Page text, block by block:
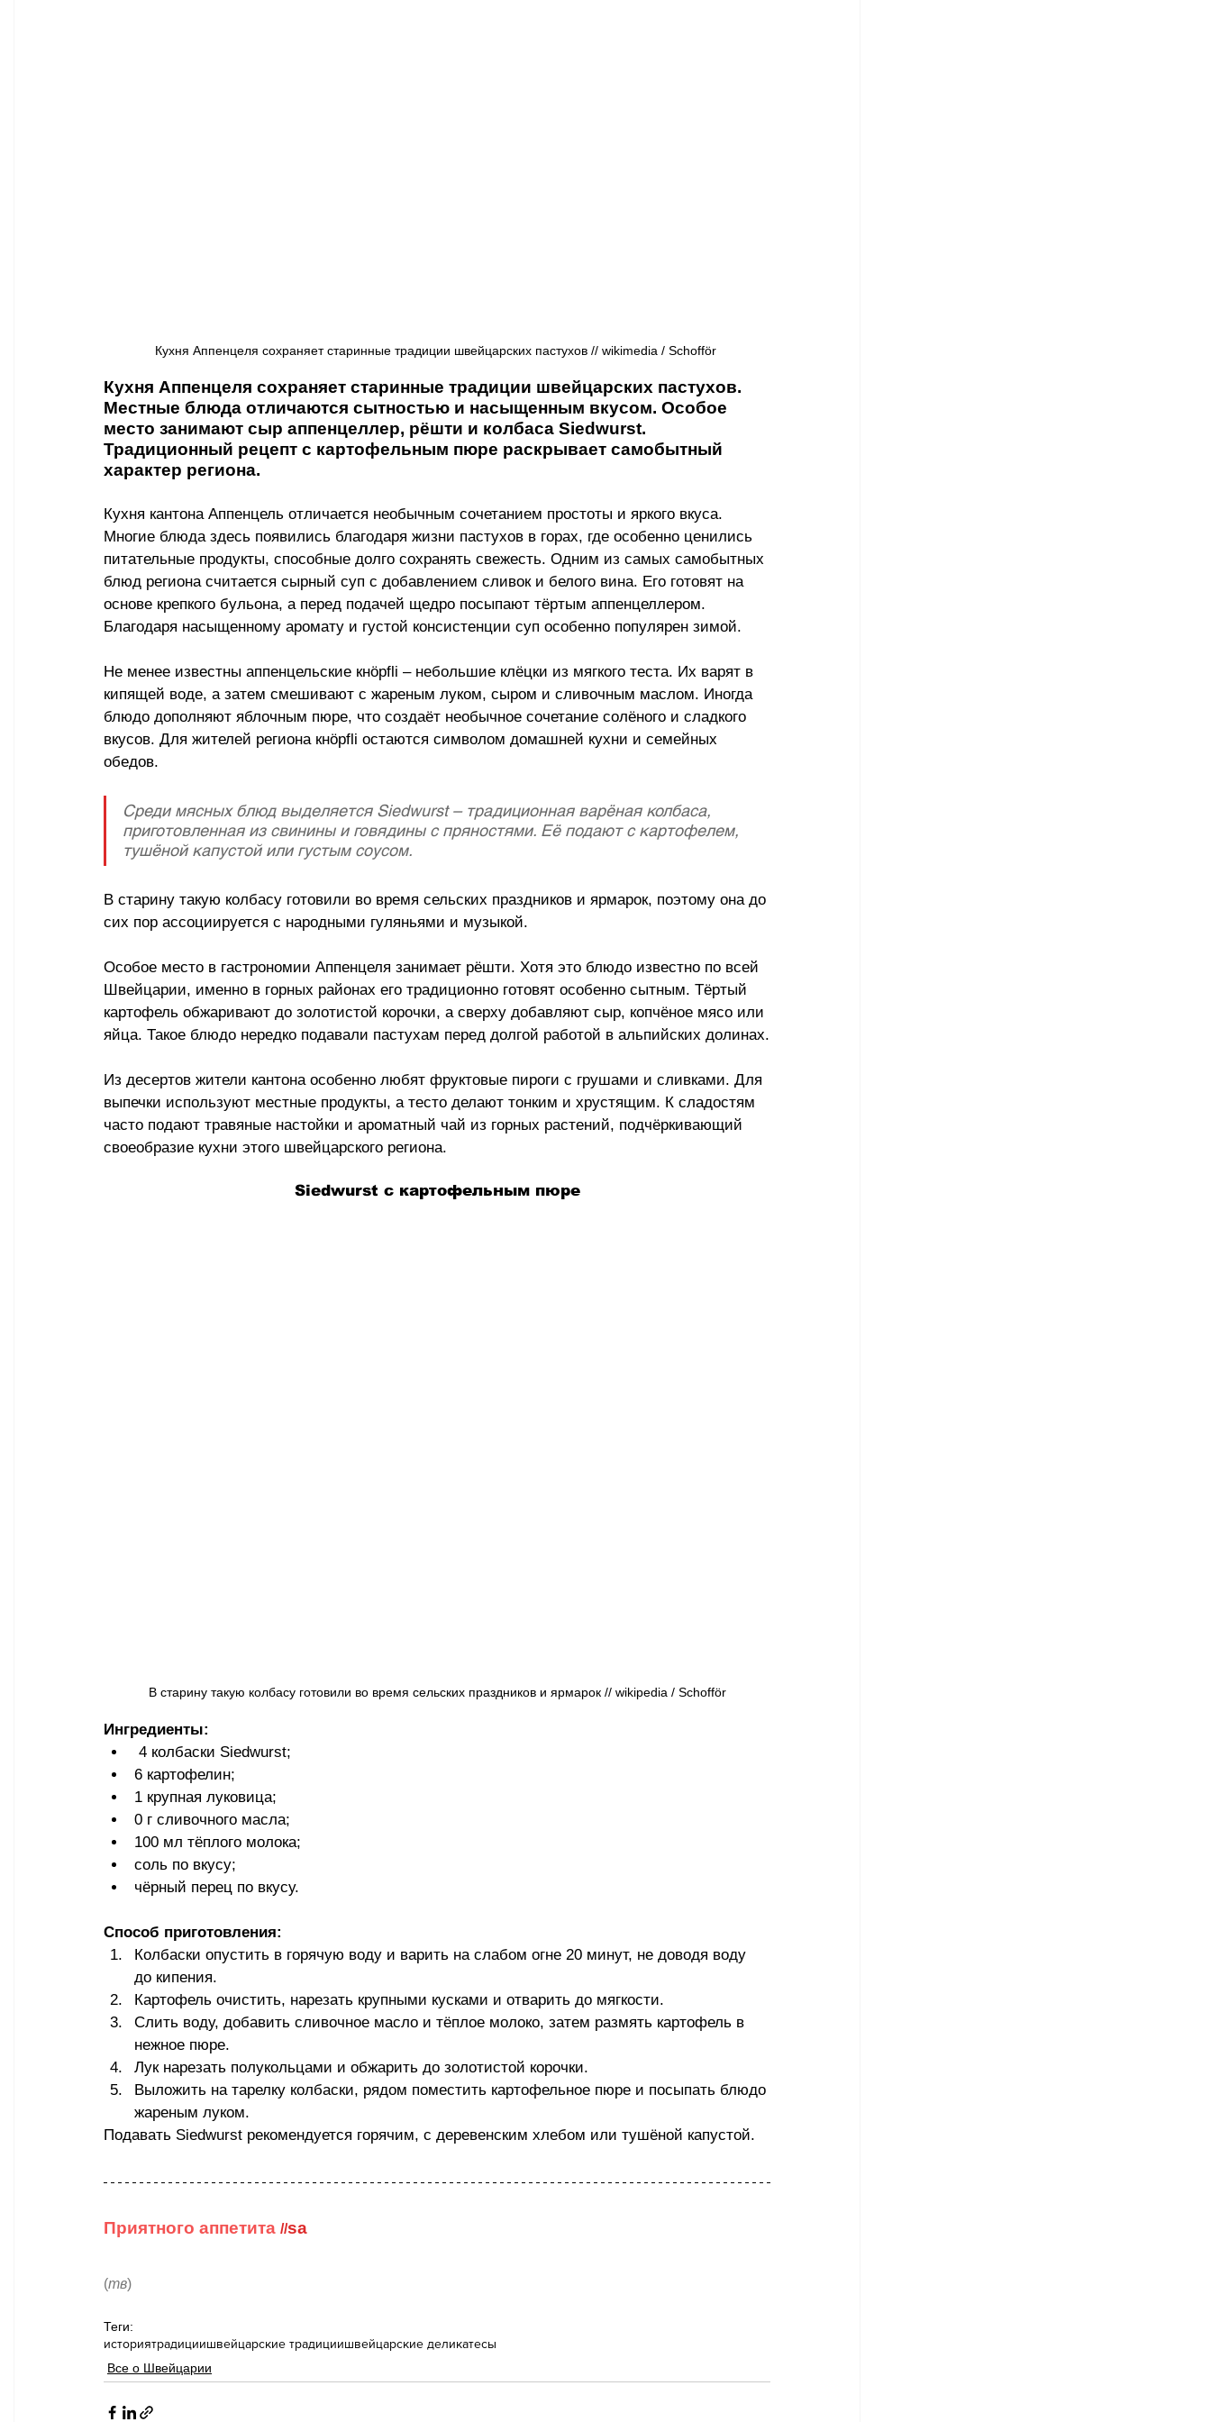
Кухня Аппенцеля сохраняет старинные традиции швейцарских пастухов // wikimedia / Schofför
Кухня Аппенцеля сохраняет старинные традиции швейцарских пастухов.
Местные блюда отличаются сытностью и насыщенным вкусом. Особое
место занимают сыр аппенцеллер, рёшти и колбаса Siedwurst.
Традиционный рецепт с картофельным пюре раскрывает самобытный
характер региона.
Кухня кантона Аппенцель отличается необычным сочетанием простоты и яркого вкуса.
Многие блюда здесь появились благодаря жизни пастухов в горах, где особенно ценились
питательные продукты, способные долго сохранять свежесть. Одним из самых самобытных
блюд региона считается сырный суп с добавлением сливок и белого вина. Его готовят на
основе крепкого бульона, а перед подачей щедро посыпают тёртым аппенцеллером.
Благодаря насыщенному аромату и густой консистенции суп особенно популярен зимой.
Не менее известны аппенцельские кнöpfli – небольшие клёцки из мягкого теста. Их варят в
кипящей воде, а затем смешивают с жареным луком, сыром и сливочным маслом. Иногда
блюдо дополняют яблочным пюре, что создаёт необычное сочетание солёного и сладкого
вкусов. Для жителей региона кнöpfli остаются символом домашней кухни и семейных
обедов.
Среди мясных блюд выделяется Siedwurst – традиционная варёная колбаса,
приготовленная из свинины и говядины с пряностями. Её подают с картофелем,
тушёной капустой или густым соусом.
В старину такую колбасу готовили во время сельских праздников и ярмарок, поэтому она до
сих пор ассоциируется с народными гуляньями и музыкой.
Особое место в гастрономии Аппенцеля занимает рёшти. Хотя это блюдо известно по всей
Швейцарии, именно в горных районах его традиционно готовят особенно сытным. Тёртый
картофель обжаривают до золотистой корочки, а сверху добавляют сыр, копчёное мясо или
яйца. Такое блюдо нередко подавали пастухам перед долгой работой в альпийских долинах.
Из десертов жители кантона особенно любят фруктовые пироги с грушами и сливками. Для
выпечки используют местные продукты, а тесто делают тонким и хрустящим. К сладостям
часто подают травяные настойки и ароматный чай из горных растений, подчёркивающий
своеобразие кухни этого швейцарского региона.
Siedwurst с картофельным пюре
В старину такую колбасу готовили во время сельских праздников и ярмарок // wikipedia / Schofför
Ингредиенты:
4 колбаски Siedwurst;
6 картофелин;
1 крупная луковица;
0 г сливочного масла;
100 мл тёплого молока;
соль по вкусу;
чёрный перец по вкусу.
Способ приготовления:
Колбаски опустить в горячую воду и варить на слабом огне 20 минут, не доводя воду
до кипения.
Картофель очистить, нарезать крупными кусками и отварить до мягкости.
Слить воду, добавить сливочное масло и тёплое молоко, затем размять картофель в
нежное пюре.
Лук нарезать полукольцами и обжарить до золотистой корочки.
Выложить на тарелку колбаски, рядом поместить картофельное пюре и посыпать блюдо
жареным луком.
Подавать Siedwurst рекомендуется горячим, с деревенским хлебом или тушёной капустой.
Приятного аппетита //sa
(тв)
Теги:
историятрадициишвейцарские традициишвейцарские деликатесы
Все о Швейцарии